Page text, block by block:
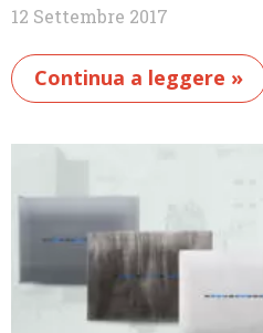
12 Settembre 2017
Continua a leggere »